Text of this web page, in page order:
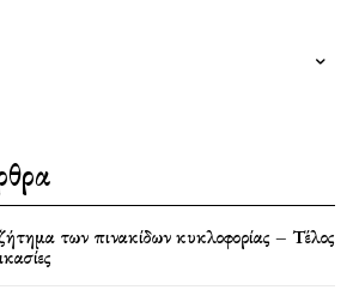
των πινακίδων κυκλοφορίας – Τέλος